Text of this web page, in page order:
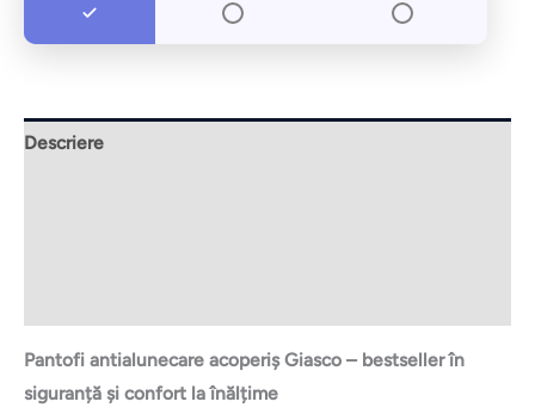
Descriere
Pantofi antialunecare acoperiș Giasco – bestseller în
siguranță și confort la înălțime